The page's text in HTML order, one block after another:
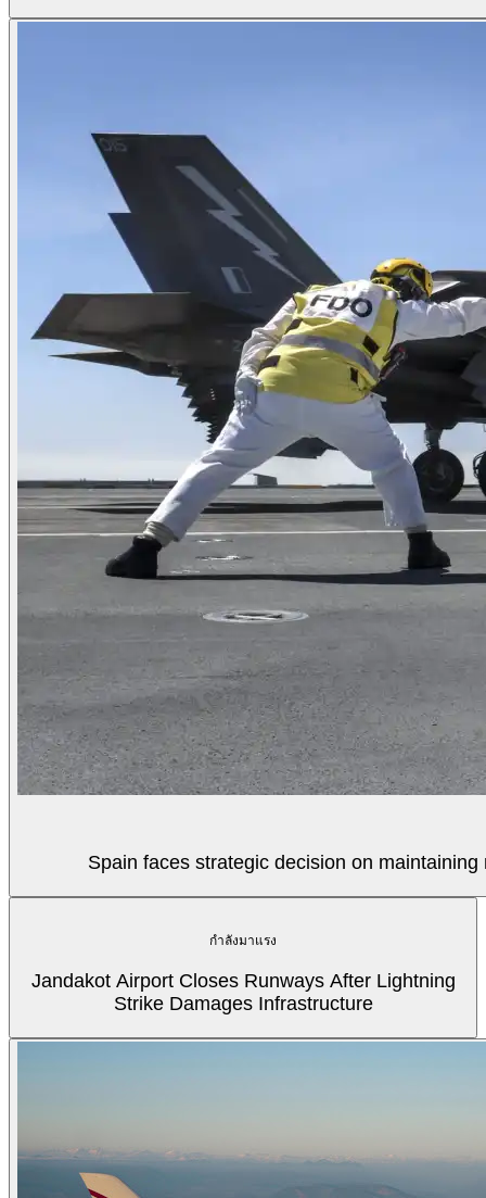
Spain faces strategic decision on
กำลังมาแรง
Jandakot Airport Closes Runways After Lightning
Strike Damages Infrastructure